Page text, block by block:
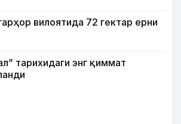
вилоятида 72 гектар ерни
тарихидаги энг қиммат